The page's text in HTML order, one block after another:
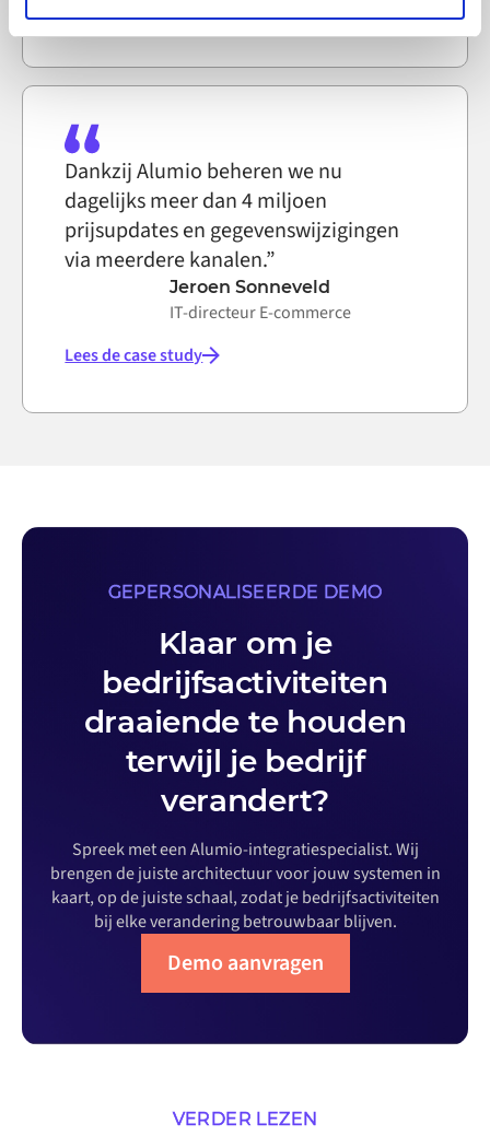
on the internet
Dankzij Alumio beheren we nu
dagelijks meer dan 4 miljoen
prijsupdates en gegevenswijzigingen
via meerdere kanalen.”
Jeroen Sonneveld
IT-directeur E-commerce
Lees de case study
GEPERSONALISEERDE DEMO
Klaar om je
bedrijfsactiviteiten
draaiende te houden
terwijl je bedrijf
verandert?
Spreek met een Alumio-integratiespecialist. Wij
brengen de juiste architectuur voor jouw systemen in
kaart, op de juiste schaal, zodat je bedrijfsactiviteiten
bij elke verandering betrouwbaar blijven.
Demo aanvragen
VERDER LEZEN